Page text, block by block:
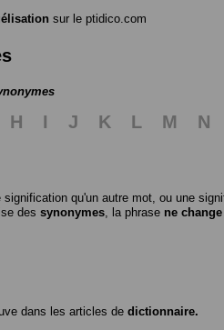
sur le ptidico.com
H I J K L M N
qu'un autre mot, ou une
des synonymes , la phrase ne
dans les articles de dictionnaire.